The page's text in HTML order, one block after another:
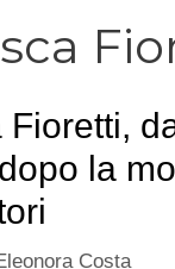
Fioretti,
la
Costa